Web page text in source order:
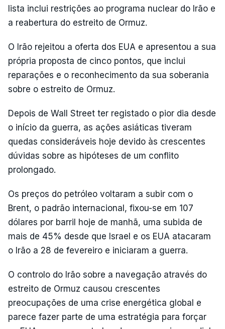
lista inclui restrições ao programa nuclear do Irão e
a reabertura do estreito de Ormuz.
O Irão rejeitou a oferta dos EUA e apresentou a sua
própria proposta de cinco pontos, que inclui
reparações e o reconhecimento da sua soberania
sobre o estreito de Ormuz.
Depois de Wall Street ter registado o pior dia desde
o início da guerra, as ações asiáticas tiveram
quedas consideráveis hoje devido às crescentes
dúvidas sobre as hipóteses de um conflito
prolongado.
Os preços do petróleo voltaram a subir com o
Brent, o padrão internacional, fixou-se em 107
dólares por barril hoje de manhã, uma subida de
mais de 45% desde que Israel e os EUA atacaram
o Irão a 28 de fevereiro e iniciaram a guerra.
O controlo do Irão sobre a navegação através do
estreito de Ormuz causou crescentes
preocupações de uma crise energética global e
parece fazer parte de uma estratégia para forçar